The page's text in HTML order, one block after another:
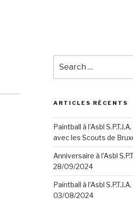
for:
ARTICLES RÉCENTS
Paintball à l’Asbl
avec les Scouts de
Anniversaire à l’Asbl
28/09/2024
Paintball à l’Asbl
03/08/2024